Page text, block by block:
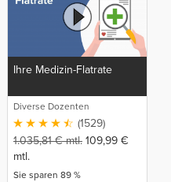
Ihre Medizin-Flatrate
Diverse Dozenten
(1529)
1.035,81€mtl. 109,99 €
mtl.
Sie sparen 89 %